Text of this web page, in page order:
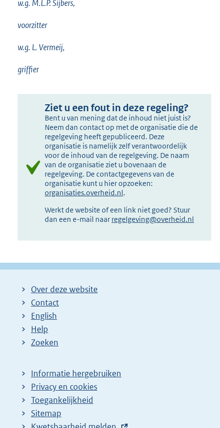
w.g. M.L.P. Sijbers,
voorzitter
w.g. L. Vermeij,
griffier
Ziet u een fout in deze regeling?
Bent u van mening dat de inhoud niet juist is?
Neem dan contact op met de organisatie die de
regelgeving heeft gepubliceerd. Deze
organisatie is namelijk zelf verantwoordelijk
voor de inhoud van de regelgeving. De naam
van de organisatie ziet u bovenaan de
regelgeving. De contactgegevens van de
organisatie kunt u hier opzoeken:
organisaties.overheid.nl.
Werkt de website of een link niet goed? Stuur
dan een e-mail naar regelgeving@overheid.nl
Over deze website
Contact
English
Help
Zoeken
Informatie hergebruiken
Privacy en cookies
Toegankelijkheid
Sitemap